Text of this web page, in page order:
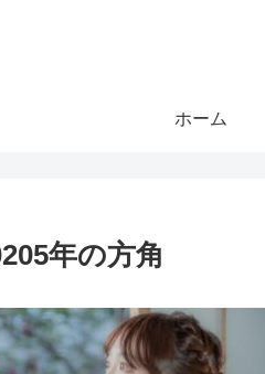
ホーム
年の方角